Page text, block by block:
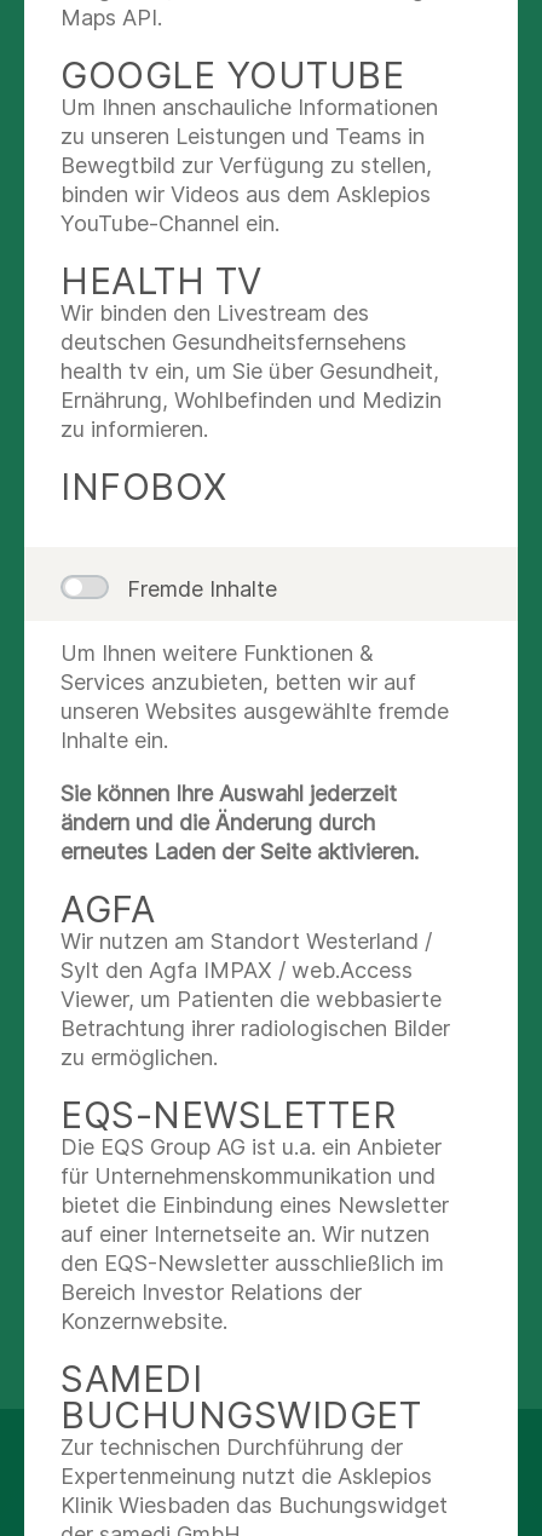
Ihr Vorteil:
Erfahrene Therapeuten:Unser Team aus
spezialisierten Physiotherapeuten bringt
langjährige Erfahrung mit.
Individuelle Betreuung:Wir nehmen uns Zeit
für Sie und entwickeln ein personalisiertes
Therapieprogramm.
Moderne Ausstattung:
modernen Räumlichkeiten
Osteopathie:Eine eigenständige und
ganzheitliche Therapieform. Beschwerden
und Dysfunktionen werden im
Zusammenhang mit dem gesamten Körper
betrachtet. Ziel der osteopathischen
Behandlung ist es, die Ursachen der
Beschwerden zu erkennen und langfristig
Ziele unserer Therapie:
Funktionalität
Linderung von Schmerzen
Verbesserung der Lebensqualität
📞 Kontaktieren Sie uns für einen Termin oder
weitere Informationen.
KONTAKT
Facharztzentrum an der Kampnagelfabrik
Praxis für Psychotherapie und Osteopathie
Jarrestraße 2-6
22303 Hamburg
Terminvereinbarung
Telefon: (040) 181215-175
Kontaktformular
Website
Onlinebuchung
teilen
AUF DEM LAUFENDEN
BLEIBEN
Maps API.
GOOGLE YOUTUBE
Um Ihnen anschauliche Informationen
zu unseren Leistungen und Teams in
Bewegtbild zur Verfügung zu stellen,
binden wir Videos aus dem Asklepios
YouTube-Channel ein.
HEALTH TV
Wir binden den Livestream des
deutschen Gesundheitsfernsehens
health tv ein, um Sie über Gesundheit,
Ernährung, Wohlbefinden und Medizin
zu informieren.
INFOBOX
Fremde Inhalte
Um Ihnen weitere Funktionen &
Services anzubieten, betten wir auf
unseren Websites ausgewählte fremde
Inhalte ein.
Sie können Ihre Auswahl jederzeit
ändern und die Änderung durch
erneutes Laden der Seite aktivieren.
AGFA
Wir nutzen am Standort Westerland /
Sylt den Agfa IMPAX / web.Access
Viewer, um Patienten die webbasierte
Betrachtung ihrer radiologischen Bilder
zu ermöglichen.
EQS-NEWSLETTER
Die EQS Group AG ist u.a. ein Anbieter
für Unternehmenskommunikation und
bietet die Einbindung eines Newsletter
auf einer Internetseite an. Wir nutzen
den EQS-Newsletter ausschließlich im
Bereich Investor Relations der
Konzernwebsite.
SAMEDI
BUCHUNGSWIDGET
Zur technischen Durchführung der
Expertenmeinung nutzt die Asklepios
Klinik Wiesbaden das Buchungswidget